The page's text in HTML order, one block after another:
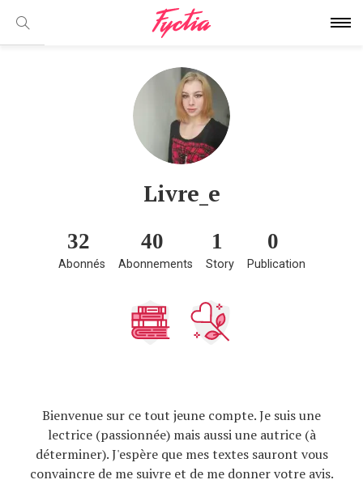
Livre_e
32
Abonnés
40
Abonnements
1
Story
0
Publication
Bienvenue sur ce tout jeune compte. Je suis une
lectrice (passionnée) mais aussi une autrice (à
déterminer). J'espère que mes textes sauront vous
convaincre de me suivre et de me donner votre avis.